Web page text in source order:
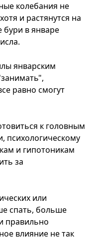
колебания не
и растянутся на
бури в январе
январским
равно смогут
к головным
психологическому
и гипотоникам
за
или
спать, больше
правильно
влияние не так